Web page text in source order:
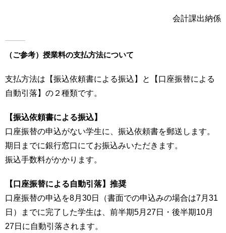
ア
ク
ス
イ
ト
ッ
会計課出納係
（ご参考）授業料の支払方法について
支払方法は【振込依頼書による振込】と【口座振替による
自動引落】の２種類です。
【振込依頼書による振込】
口座振替の申込がない学生に、振込依頼書を郵送します。
期日までに銀行窓口にてお振込みいただきます。
振込手数料がかかります。
【口座振替による自動引落】推奨
口座振替の申込を8月30日（書面での申込みの場合は7月31
日）までに完了した学生は、前半期5月27日・後半期10月
27日に自動引落されます。